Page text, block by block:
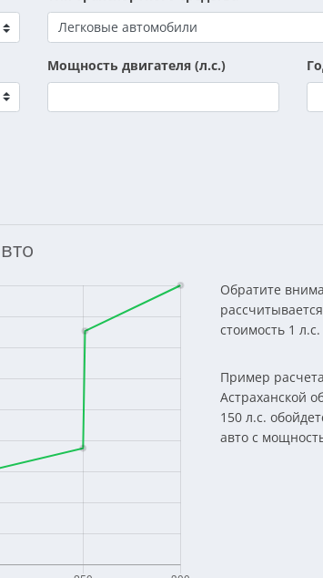
Мощность двигателя (л.с.)
Обратите
стоимость 1 л.с.
Пример
Астраханской
150 л.с.
авто с